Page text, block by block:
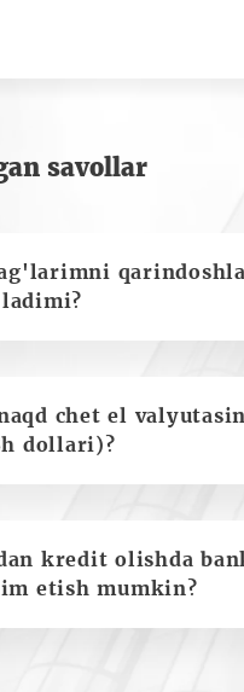
savollar
chet el
dollari)?
kredit olishda
etish mumkin?